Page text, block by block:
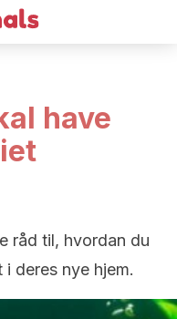
have
råd til, hvordan du
deres nye hjem.